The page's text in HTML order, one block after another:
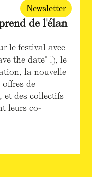
Newsletter
de l'élan
le festival avec
the date" !), le
la nouvelle
de
et des collectifs
leurs co-